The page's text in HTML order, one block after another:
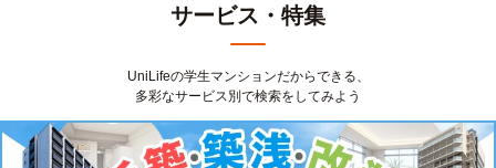
サービス・特集
UniLifeの学生マンションだからできる、
多彩なサービス別で検索をしてみよう